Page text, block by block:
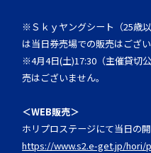
※Ｓｋｙヤングシート（25歳
は当日券売場での販売はござい
※4月4日(土)17:30（主催貸切公
売はございません。
＜WEB販売＞
ホリプロステージにて当日の
https://www.s2.e-get.jp/hori/